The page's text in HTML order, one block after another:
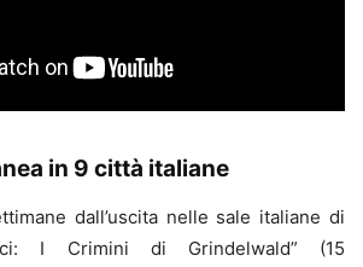
in 9 città italiane
dall’uscita nelle sale italiane di
I Crimini di Grindelwald” (15